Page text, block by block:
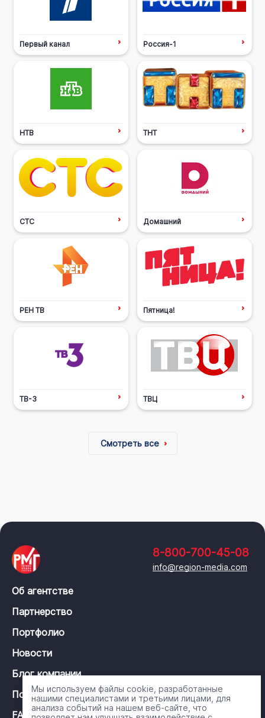
Первый канал Россия-1
НТВ ТНТ
СТС Домашний
РЕН ТВ Пятница!
ТВ-3 ТВЦ
Смотреть все
8-800-700-45-08
info@region-media.com
Об агентстве
Партнерство
Портфолио
Новости
Блог компании
Политика конфиденциальности
FAQ
Мы используем файлы cookie, разработанные
нашими специалистами и третьими лицами, для
анализа событий на нашем веб-сайте, что